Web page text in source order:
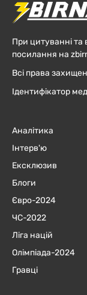
При цитуванні та
посилання на
Всі права
Ідентифікатор
Аналітика
Інтерв'ю
Ексклюзив
Блоги
Євро-2024
ЧC-2022
Ліга націй
Олімпіада-2024
Гравці